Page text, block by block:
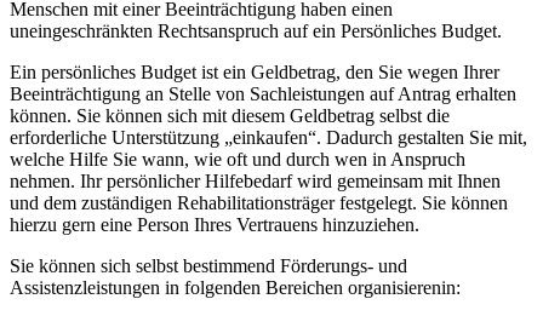
Menschen mit einer Beeinträchtigung haben einen
uneingeschränkten Rechtsanspruch auf ein Persönliches Budget.
Ein persönliches Budget ist ein Geldbetrag, den Sie wegen Ihrer
Beeinträchtigung an Stelle von Sachleistungen auf Antrag erhalten
können. Sie können sich mit diesem Geldbetrag selbst die
erforderliche Unterstützung „einkaufen“. Dadurch gestalten Sie mit,
welche Hilfe Sie wann, wie oft und durch wen in Anspruch
nehmen. Ihr persönlicher Hilfebedarf wird gemeinsam mit Ihnen
und dem zuständigen Rehabilitationsträger festgelegt. Sie können
hierzu gern eine Person Ihres Vertrauens hinzuziehen.
Sie können sich selbst bestimmend Förderungs- und
Assistenzleistungen in folgenden Bereichen organisierenin: